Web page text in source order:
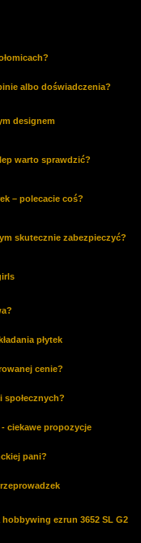
albo doświadczenia?
designem
warto sprawdzić?
– polecacie coś?
skutecznie zabezpieczyć?
płytek
cenie?
ciekawe propozycje
pani?
ezrun 3652 SL G2